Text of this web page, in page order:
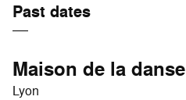
Past dates
Maison de la danse
Lyon